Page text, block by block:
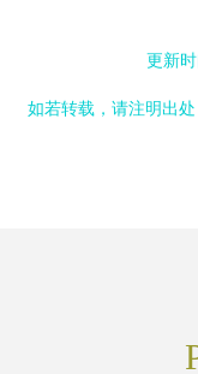
更新
如若转载，请注明出